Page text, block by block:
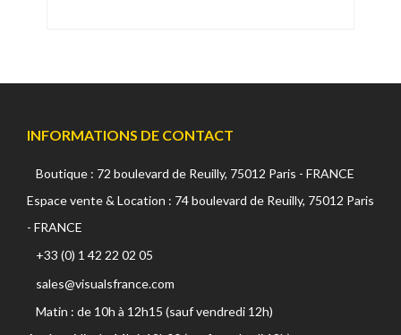
INFORMATIONS DE CONTACT
Boutique : 72 boulevard de Reuilly, 75012 Paris - FRANCE
Espace vente & Location : 74 boulevard de Reuilly, 75012 Paris
- FRANCE
+33 (0) 1 42 22 02 05
sales@visualsfrance.com
Matin : de 10h à 12h15 (sauf vendredi 12h)